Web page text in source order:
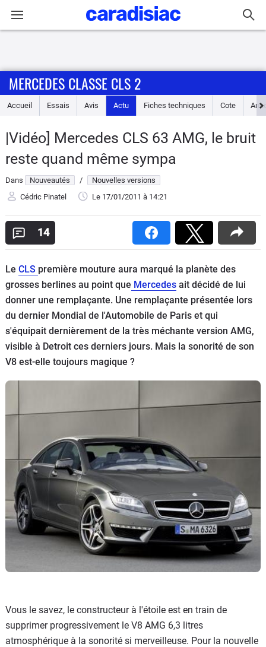
Accueil
Essais
Guide
d'achat
Electriques
Utilitaires
Flottes
Auto
Services
Forum
Marques
MERCEDES CLASSE CLS 2
Accueil Essais Avis Actu Fiches techniques Cote
|Vidéo] Mercedes CLS 63 AMG, le bruit
reste quand même sympa
Dans Nouveautés /
Nouvelles versions
Cédric Pinatel
Le 17/01/2011 à 14:21
14
Le CLS première mouture aura marqué la planète des
grosses berlines au point que Mercedes ait décidé de lui
donner une remplaçante. Une remplaçante présentée lors
du dernier Mondial de l'Automobile de Paris et qui
s'équipait dernièrement de la très méchante version AMG,
visible à Detroit ces derniers jours. Mais la sonorité de son
V8 est-elle toujours magique ?
Vous le savez, le constructeur à l'étoile est en train de
supprimer progressivement le V8 AMG 6,3 litres
atmosphérique à la sonorité si merveilleuse. Pour la nouvelle